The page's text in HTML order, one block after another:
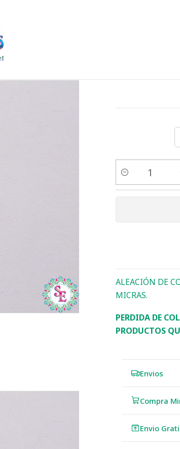
Cantidad
ALEACIÓN DE
MICRAS.
PERDIDA DE
PRODUCTOS
Envios
Compra
Envio